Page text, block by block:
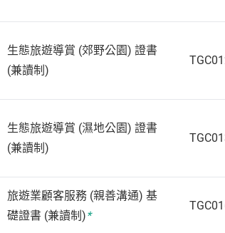
生態旅遊導賞 (郊野公園) 證書
(兼讀制)
生態旅遊導賞 (濕地公園) 證書
(兼讀制)
旅遊業顧客服務 (親善溝通) 基
礎證書 (兼讀制)*